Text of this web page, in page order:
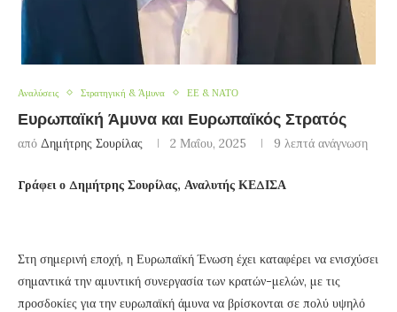
Αναλύσεις Στρατηγική & Άμυνα ΕΕ & ΝΑΤΟ
Ευρωπαϊκή Άμυνα και Ευρωπαϊκός Στρατός
από Δημήτρης Σουρίλας 2 Μαΐου, 2025 9 λεπτά ανάγνωση
Γράφει ο Δημήτρης Σουρίλας, Αναλυτής ΚΕΔΙΣΑ
Στη σημερινή εποχή, η Ευρωπαϊκή Ένωση έχει καταφέρει να ενισχύσει
σημαντικά την αμυντική συνεργασία των κρατών-μελών, με τις
προσδοκίες για την ευρωπαϊκή άμυνα να βρίσκονται σε πολύ υψηλό